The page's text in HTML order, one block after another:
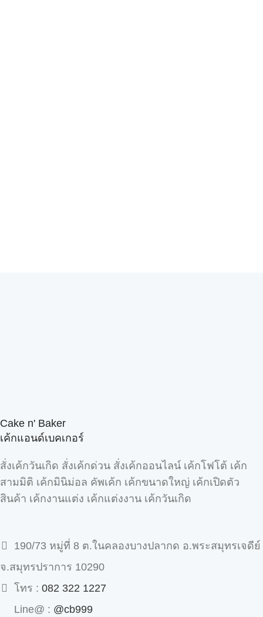
Cake n' Baker
เค้กแอนด์เบคเกอร์
สั่งเค้กวันเกิด สั่งเค้กด่วน สั่งเค้กออนไลน์ เค้กโฟโต้ เค้ก
สามมิติ เค้กมินิม่อล คัพเค้ก เค้กขนาดใหญ่ เค้กเปิดตัว
สินค้า เค้กงานแต่ง เค้กแต่งงาน เค้กวันเกิด
190/73 หมู่ที่ 8 ต.ในคลองบางปลากด อ.พระสมุทรเจดีย์
จ.สมุทรปราการ 10290
โทร : 082 322 1227
Line@ : @cb999